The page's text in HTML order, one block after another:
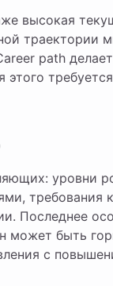
траектории
path
этого
требования
Последнее
может быть
с